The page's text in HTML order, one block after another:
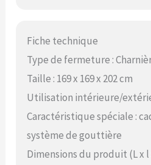
Fiche technique
Type de fermeture :
Taille : 169 x 169 x 202 cm
Utilisation intérieure/
Caractéristique spéciale :
système de gouttière
Dimensions du produit (L x l